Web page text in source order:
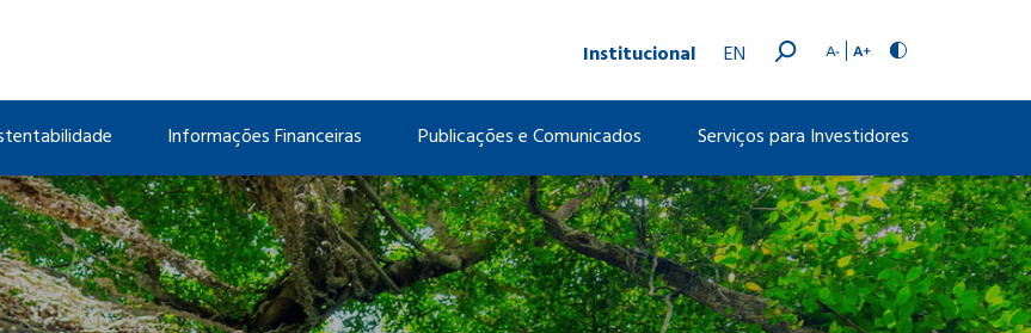
Institucional EN
Informações Financeiras Publicações e Comunicados Serviços para Investidores